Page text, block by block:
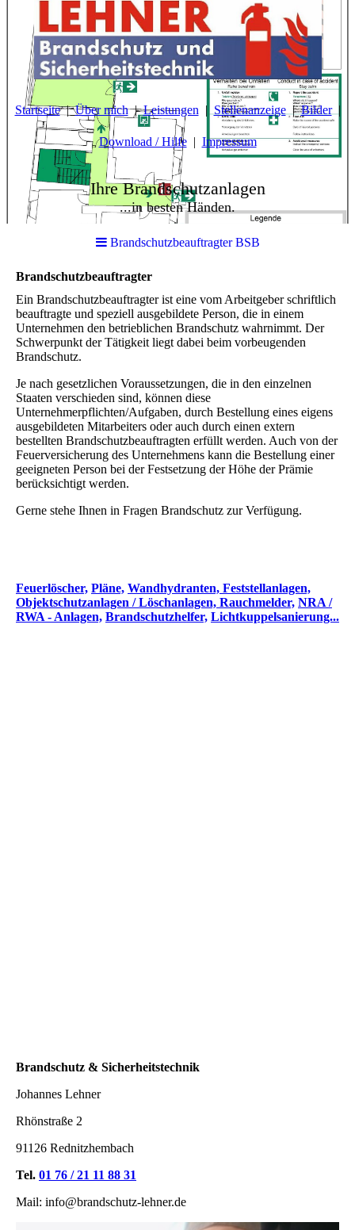
Startseite Über mich Leistungen Stellenanzeige Bilder
Download / Hilfe Impressum
Ihre Brandschutzanlagen
...in besten Händen.
Brandschutzbeauftragter BSB
Brandschutzbeauftragter
Ein Brandschutzbeauftragter ist eine vom Arbeitgeber schriftlich
beauftragte und speziell ausgebildete Person, die in einem
Unternehmen den betrieblichen Brandschutz wahrnimmt. Der
Schwerpunkt der Tätigkeit liegt dabei beim vorbeugenden
Brandschutz.
Je nach gesetzlichen Voraussetzungen, die in den einzelnen
Staaten verschieden sind, können diese
Unternehmerpflichten/Aufgaben, durch Bestellung eines eigens
ausgebildeten Mitarbeiters oder auch durch einen extern
bestellten Brandschutzbeauftragten erfüllt werden. Auch von der
Feuerversicherung des Unternehmens kann die Bestellung einer
geeigneten Person bei der Festsetzung der Höhe der Prämie
berücksichtigt werden.
Gerne stehe Ihnen in Fragen Brandschutz zur Verfügung.
Feuerlöscher, Pläne, Wandhydranten, Feststellanlagen,
Objektschutzanlagen / Löschanlagen, Rauchmelder, NRA /
RWA - Anlagen, Brandschutzhelfer, Lichtkuppelsanierung...
Brandschutz & Sicherheitstechnik
Johannes Lehner
Rhönstraße 2
91126 Rednitzhembach
Tel. 01 76 / 21 11 88 31
Mail: info@brandschutz-lehner.de